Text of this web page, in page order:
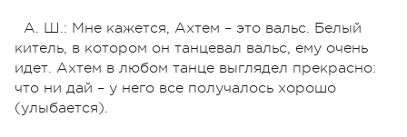
А. Ш.: Мне кажется, Ахтем – это вальс. Белый
китель, в котором он танцевал вальс, ему очень
идет. Ахтем в любом танце выглядел прекрасно:
что ни дай – у него все получалось хорошо
(улыбается).